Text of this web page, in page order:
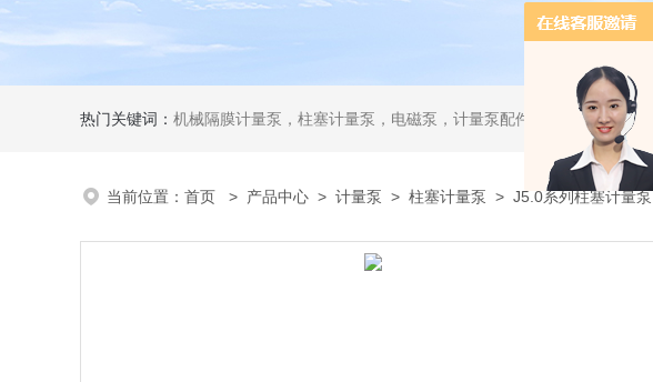
热门关键词： 机械隔膜计量泵，柱塞计量泵，电磁泵，计量泵配件
当前位置： 首页 > 产品中心 > 计量泵 > 柱塞计量泵 > J5.0系列柱塞计量泵